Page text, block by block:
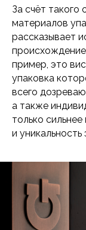
За счёт такого
материалов
рассказывает
пример, это
упаковка
всего
а также
только
и уникальность